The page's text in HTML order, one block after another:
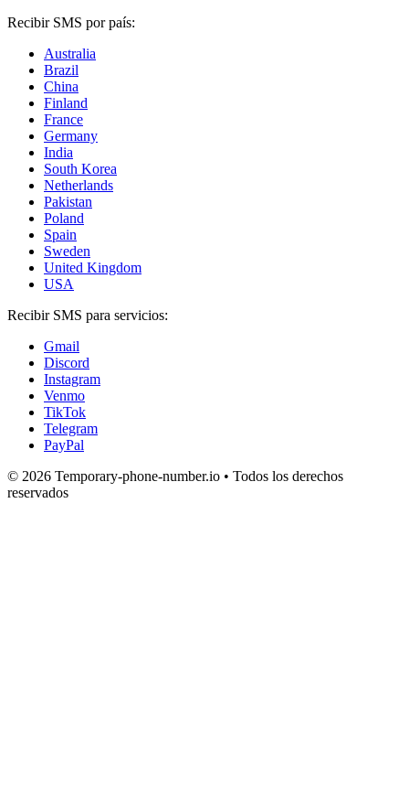
Recibir SMS por país:
Australia
Brazil
China
Finland
France
Germany
India
South Korea
Netherlands
Pakistan
Poland
Spain
Sweden
United Kingdom
USA
Recibir SMS para servicios:
Gmail
Discord
Instagram
Venmo
TikTok
Telegram
PayPal
© 2026 Temporary-phone-number.io • Todos los derechos
reservados